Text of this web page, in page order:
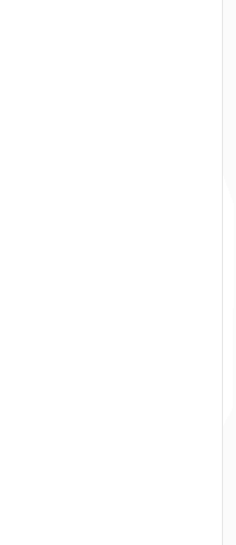
アドレス宛に自動で
す。もし送信確認メ
送信が完了していな
メールフィルター等
信できない場合がご
やすいお電話番号を